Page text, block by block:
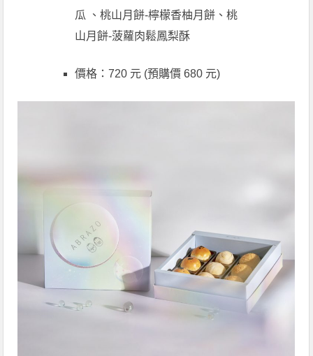
瓜 、桃山月餅-檸檬香柚月餅、桃
山月餅-菠蘿肉鬆鳳梨酥
價格：720 元 (預購價 680 元)